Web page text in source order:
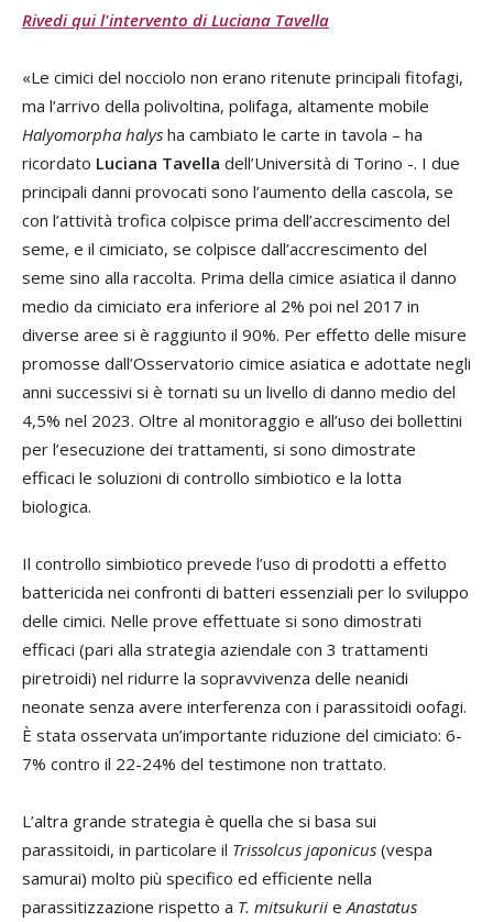
Rivedi qui l'intervento di Luciana Tavella
«Le cimici del nocciolo non erano ritenute principali fitofagi,
ma l’arrivo della polivoltina, polifaga, altamente mobile
Halyomorpha halys ha cambiato le carte in tavola – ha
ricordato Luciana Tavella dell’Università di Torino -. I due
principali danni provocati sono l’aumento della cascola, se
con l’attività trofica colpisce prima dell’accrescimento del
seme, e il cimiciato, se colpisce dall’accrescimento del
seme sino alla raccolta. Prima della cimice asiatica il danno
medio da cimiciato era inferiore al 2% poi nel 2017 in
diverse aree si è raggiunto il 90%. Per effetto delle misure
promosse dall’Osservatorio cimice asiatica e adottate negli
anni successivi si è tornati su un livello di danno medio del
4,5% nel 2023. Oltre al monitoraggio e all’uso dei bollettini
per l’esecuzione dei trattamenti, si sono dimostrate
efficaci le soluzioni di controllo simbiotico e la lotta
biologica.
Il controllo simbiotico prevede l’uso di prodotti a effetto
battericida nei confronti di batteri essenziali per lo sviluppo
delle cimici. Nelle prove effettuate si sono dimostrati
efficaci (pari alla strategia aziendale con 3 trattamenti
piretroidi) nel ridurre la sopravvivenza delle neanidi
neonate senza avere interferenza con i parassitoidi oofagi.
È stata osservata un’importante riduzione del cimiciato: 6-
7% contro il 22-24% del testimone non trattato.
L’altra grande strategia è quella che si basa sui
parassitoidi, in particolare il Trissolcus japonicus (vespa
samurai) molto più specifico ed efficiente nella
parassitizzazione rispetto a T. mitsukurii e Anastatus